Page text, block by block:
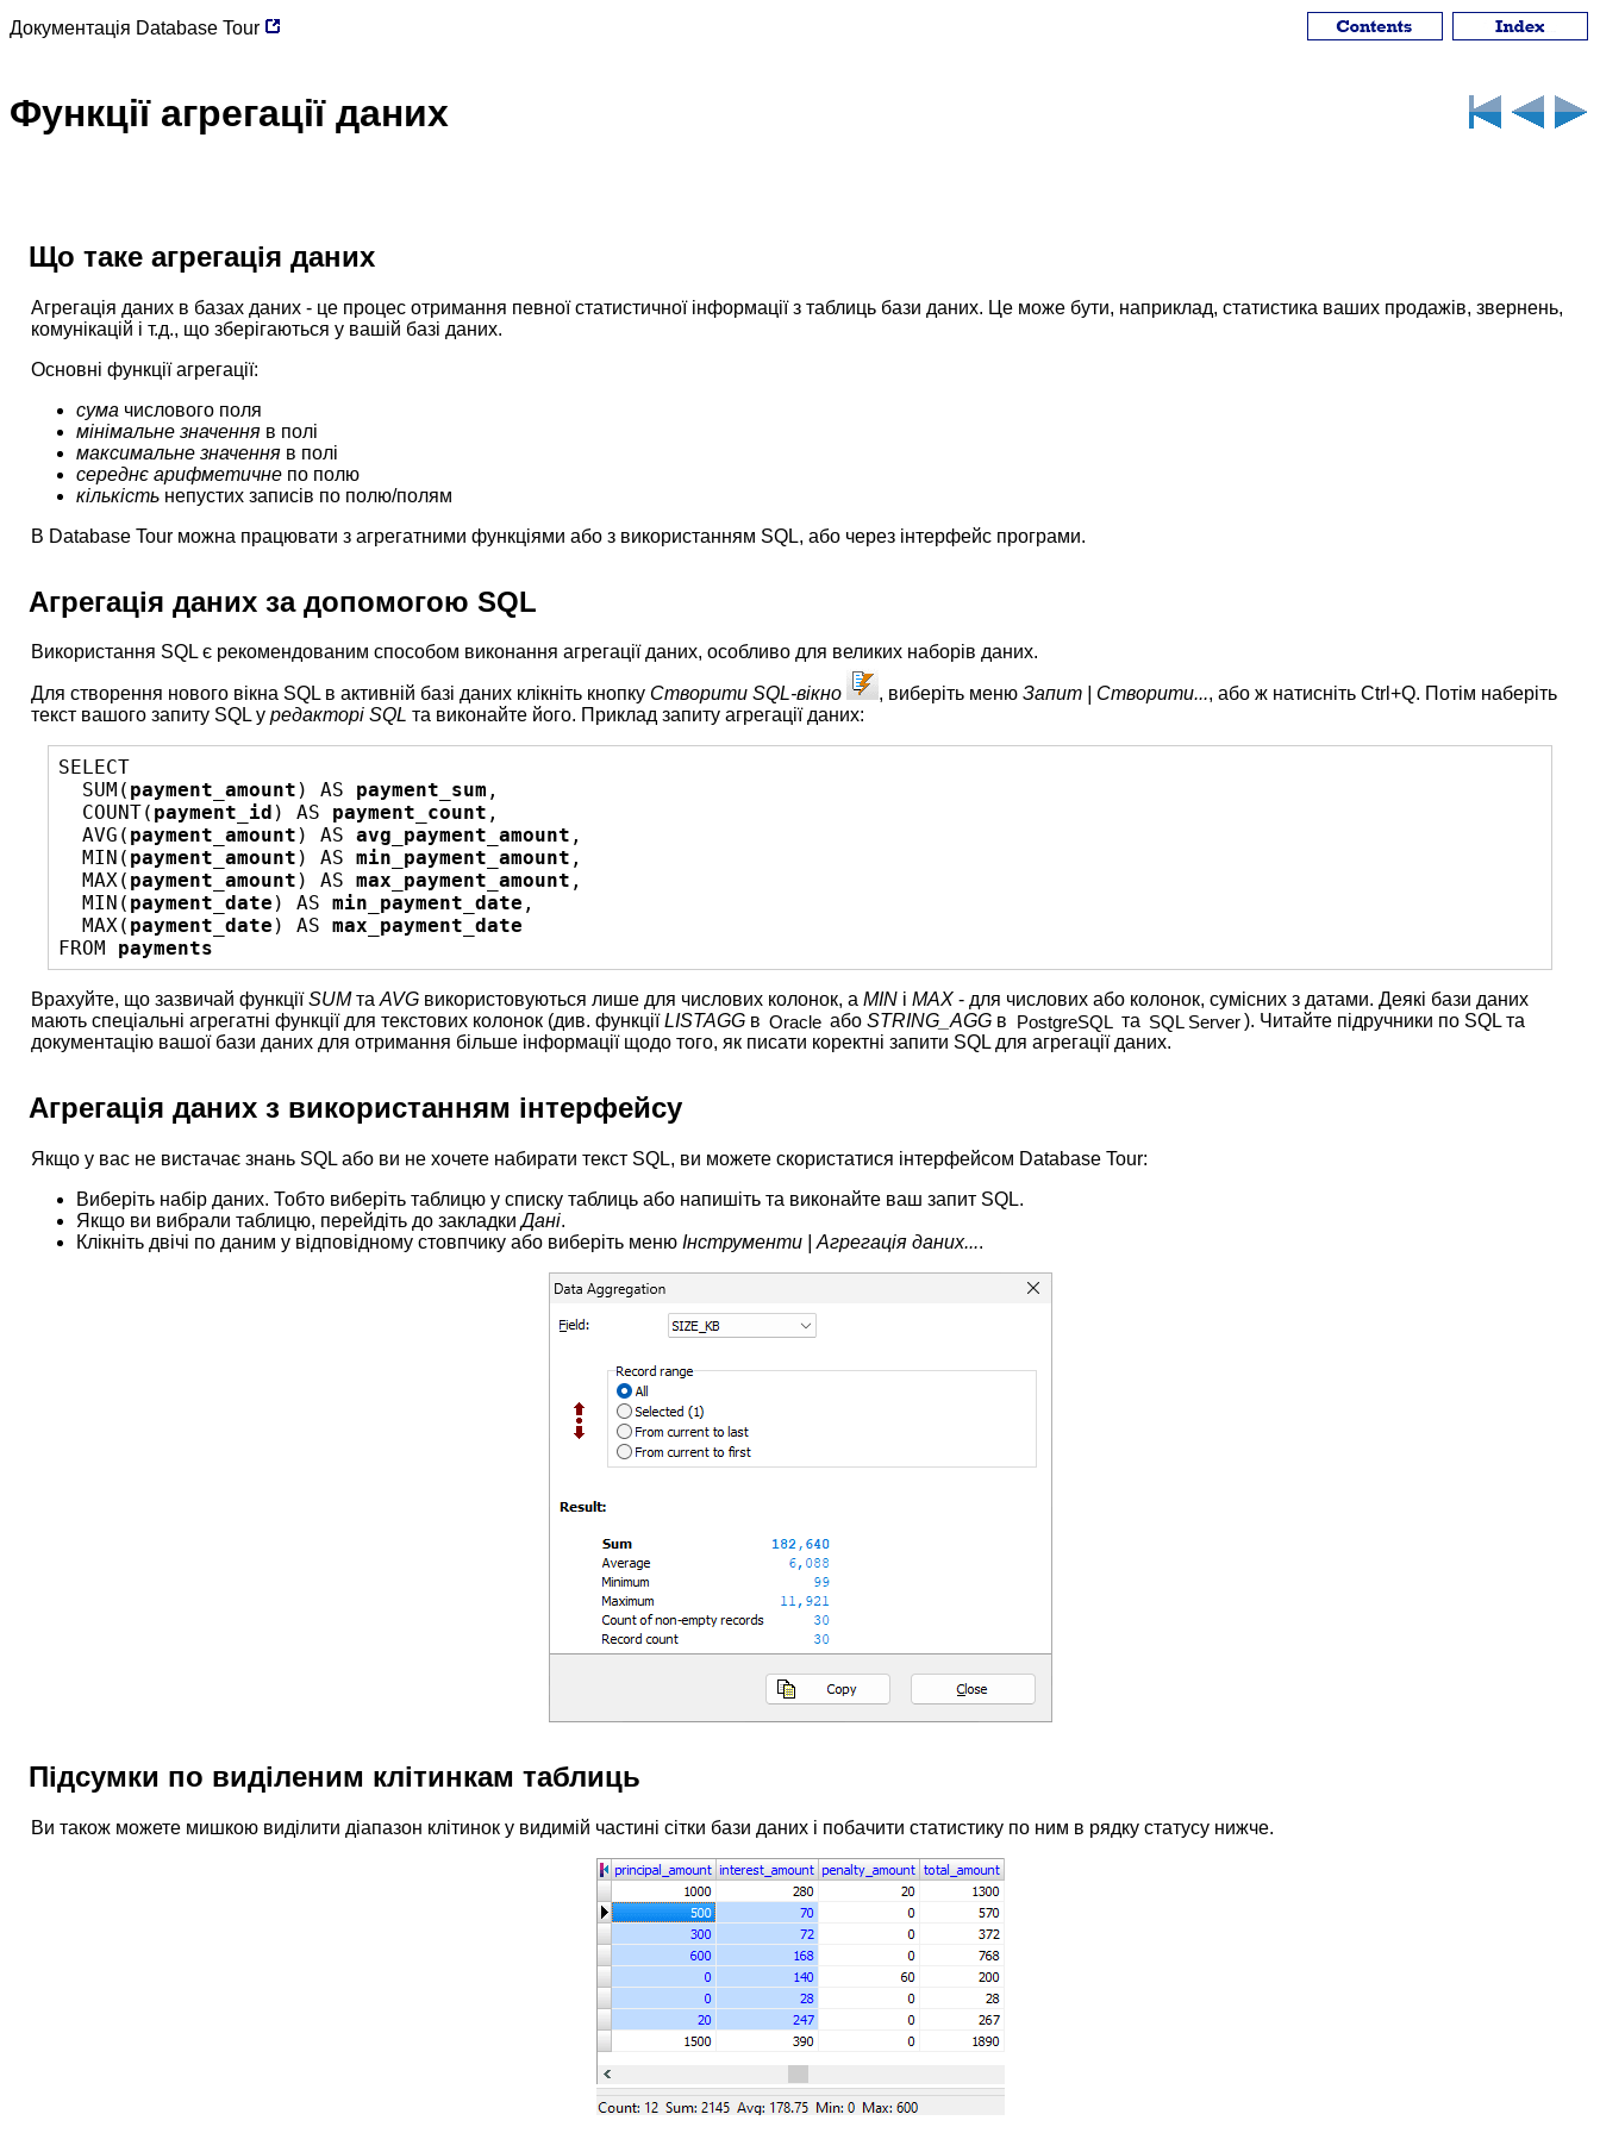
Документація Database Tour
Функції агрегації даних
Що таке агрегація даних
Агрегація даних в базах даних - це процес отримання певної статистичної інформації з таблиць бази даних. Це може бути, наприклад, статистика ваших продажів, звернень,
комунікацій і т.д., що зберігаються у вашій базі даних.
Основні функції агрегації:
сума числового поля
мінімальне значення в полі
максимальне значення в полі
середнє арифметичне по полю
кількість непустих записів по полю/полям
В Database Tour можна працювати з агрегатними функціями або з використанням SQL, або через інтерфейс програми.
Агрегація даних за допомогою SQL
Використання SQL є рекомендованим способом виконання агрегації даних, особливо для великих наборів даних.
Для створення нового вікна SQL в активній базі даних клікніть кнопку Створити SQL-вікно , виберіть меню Запит | Створити..., або ж натисніть Ctrl+Q. Потім наберіть
текст вашого запиту SQLу редакторі SQL та виконайте його. Приклад запиту агрегації даних:
SELECT
  SUM(
payment_amount ) AS payment_sum ,
  COUNT(
payment_id ) AS payment_count ,
  AVG(
payment_amount ) AS avg_payment_amount ,
  MIN(
payment_amount ) AS min_payment_amount ,
  MAX(
payment_amount ) AS max_payment_amount ,
  MIN(
payment_date ) AS min_payment_date ,
  MAX(
payment_date ) AS max_payment_date
FROM payments
Врахуйте, що зазвичай функціїSUMтаAVG використовуються лише для числових колонок, а MIN і MAX - для числових або колонок, сумісних з датами. Деякі бази даних
мають спеціальні агрегатні функції для текстових колонок (див. функціїLISTAGG в Oracle абоSTRING_AGG в PostgreSQL та SQL Server). Читайте підручники по SQL та
документацію вашої бази даних для отримання більше інформації щодо того, як писати коректні запити SQL для агрегації даних.
Агрегація даних з використанням інтерфейсу
Якщо у вас не вистачає знань SQL або ви не хочете набирати текст SQL, ви можете скористатися інтерфейсом Database Tour:
Виберіть набір даних. Тобто виберіть таблицю у списку таблиць або напишіть та виконайте ваш запит SQL.
Якщо ви вибрали таблицю, перейдіть до закладкиДані.
Клікніть двічі по даним у відповідному стовпчику або виберіть меню Інструменти | Агрегація даних....
Підсумки по виділеним клітинкам таблиць
Ви також можете мишкою виділити діапазон клітинок у видимій частині сітки бази даних і побачити статистику по ним в рядку статусу нижче.